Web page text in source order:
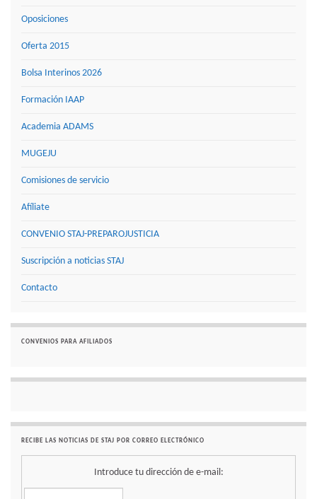
Oposiciones
Oferta 2015
Bolsa Interinos 2026
Formación IAAP
Academia ADAMS
MUGEJU
Comisiones de servicio
Afíliate
CONVENIO STAJ-PREPAROJUSTICIA
Suscripción a noticias STAJ
Contacto
CONVENIOS PARA AFILIADOS
RECIBE LAS NOTICIAS DE STAJ POR CORREO ELECTRÓNICO
Introduce tu dirección de e-mail: